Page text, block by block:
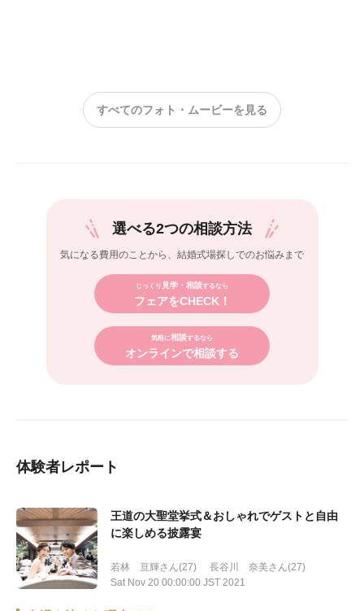
すべてのフォト・ムービーを見る
選べる2つの相談方法
気になる費用のことから、 結婚式場探しでのお悩みまで
じっくり 見学・相談するなら
フェアをCHECK！
気軽に相談するなら
オンラインで相談する
体験者レポート
王道の大聖堂挙式＆おしゃれでゲストと自由
に楽しめる披露宴
若林 亘輝さん(27)
長谷川 奈美さん(27)
Sat Nov 20 00:00:00 JST 2021